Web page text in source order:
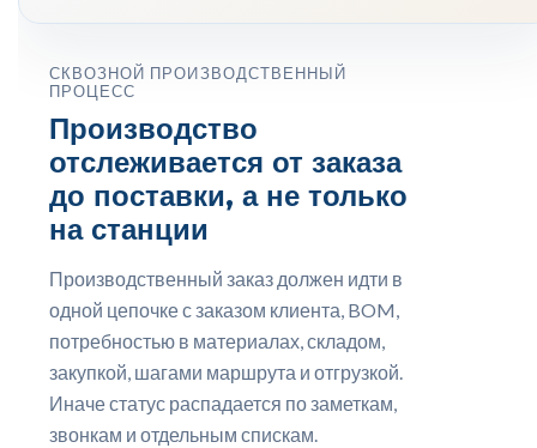
СКВОЗНОЙ ПРОИЗВОДСТВЕННЫЙ
ПРОЦЕСС
Производство
отслеживается от заказа
до поставки, а не только
на станции
Производственный заказ должен идти в
одной цепочке с заказом клиента, BOM,
потребностью в материалах, складом,
закупкой, шагами маршрута и отгрузкой.
Иначе статус распадается по заметкам,
звонкам и отдельным спискам.